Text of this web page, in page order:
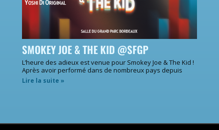
SMOKEY JOE & THE KID @SFGP
L’heure des adieux est venue pour Smokey Joe & The Kid !
Après avoir performé dans de nombreux pays depuis
Lire la suite »